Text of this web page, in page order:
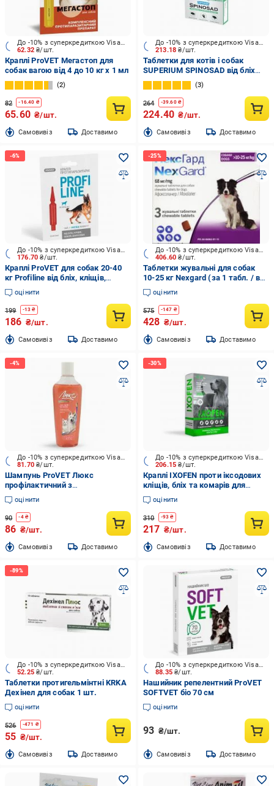
62.32₴/шт.
До -10% з суперкредиткою Visa Вигода
Краплі ProVET Мегастоп для
собак вагою від 4 до 10 кг x 1 мл
2
82 -16.40 ₴
65.60 ₴/шт.
Cамовивіз Доставимо
213.18₴/шт.
До -10% з суперкредиткою Visa Вигода
Таблетки для котів і собак
SUPERIUM SPINOSAD від бліх
(10 - 20 кг)
3
264 -39.60₴
224.40 ₴/шт.
Cамовивіз Доставимо
176.70₴/шт.
До -10% з суперкредиткою Visa Вигода
Краплі ProVET для собак 20-40
кг Profiline від бліх, кліщів,
паразитів, вошей 1 піпетка, 3,0
мл
оцінити
199 -13 ₴
186 ₴/шт.
Cамовивіз Доставимо
406.60₴/шт.
До -10% з суперкредиткою Visa Вигода
Таблетки жувальні для собак
10-25 кг Nexgard (за 1 табл. / в
уп. 3 шт.)
оцінити
575 -147 ₴
428 ₴/шт.
Cамовивіз Доставимо
81.70₴/шт.
До -10% з суперкредиткою Visa Вигода
Шампунь ProVET Люкс
профілактичний з
дерматологічним ефектом для
котів та собак 240 мл
оцінити
90 -4₴
86 ₴/шт.
Cамовивіз Доставимо
206.15₴/шт.
До -10% з суперкредиткою Visa Вигода
Краплі IXOFEN проти іксодових
кліщів, бліх та комарів для
собак 10-25 кг
оцінити
310 -93 ₴
217 ₴/шт.
Cамовивіз Доставимо
52.25₴/шт.
До -10% з суперкредиткою Visa Вигода
Таблетки протигельмінтні KRKA
Дехінел для собак 1 шт.
оцінити
526 -471 ₴
55 ₴/шт.
Cамовивіз Доставимо
88.35₴/шт.
До -10% з суперкредиткою Visa Вигода
Нашийник репелентний ProVET
SOFTVET біо 70 см
оцінити
93 ₴/шт.
Cамовивіз Доставимо